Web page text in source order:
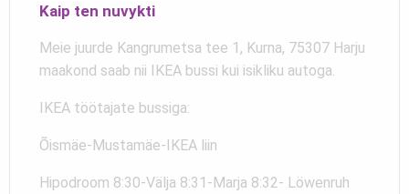
Kaip ten nuvykti
Meie juurde Kangrumetsa tee 1, Kurna, 75307 Harju
maakond saab nii IKEA bussi kui isikliku autoga.
IKEA töötajate bussiga:
Õismäe-Mustamäe-IKEA liin
Hipodroom 8:30-Välja 8:31-Marja 8:32- Löwenruh